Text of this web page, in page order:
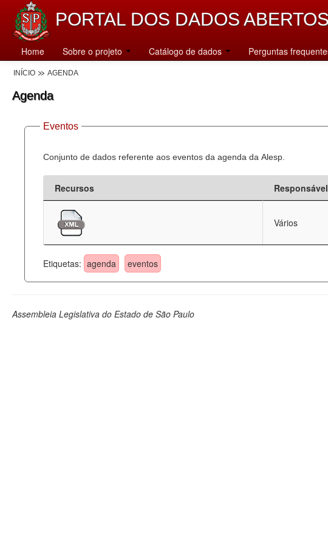
PORTAL DOS DADOS
Home Sobre o projeto Catálogo de dados Perguntas
INÍCIO AGENDA
Agenda
Eventos
Conjunto de dados referente aos eventos da agenda da Alesp.
Recursos Responsável
Vários
Etiquetas: agenda eventos
Assembleia Legislativa do Estado de São Paulo